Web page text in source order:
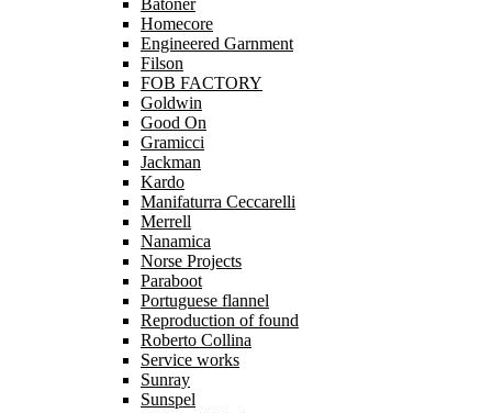
Batoner
Homecore
Engineered Garnment
Filson
FOB FACTORY
Goldwin
Good On
Gramicci
Jackman
Kardo
Manifaturra Ceccarelli
Merrell
Nanamica
Norse Projects
Paraboot
Portuguese flannel
Reproduction of found
Roberto Collina
Service works
Sunray
Sunspel